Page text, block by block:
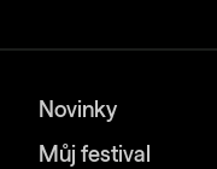
Novinky
Můj festival